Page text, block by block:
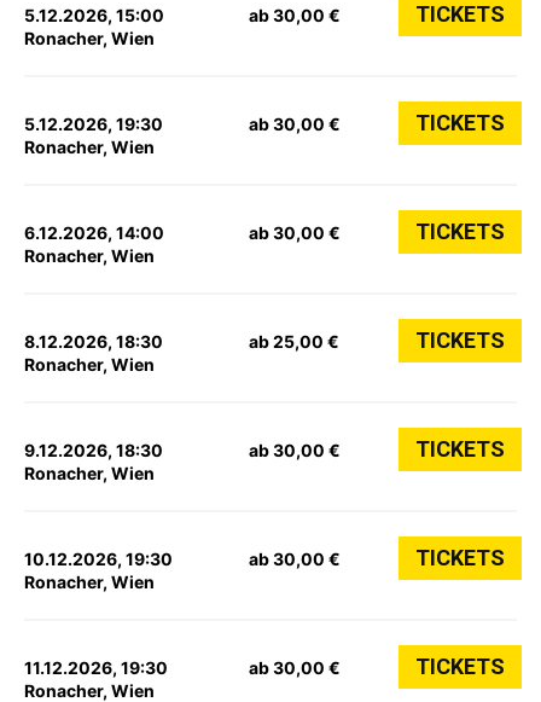
5.12.2026, 15:00
Ronacher, Wien
ab 30,00 € TICKETS
5.12.2026, 19:30
Ronacher, Wien
ab 30,00 € TICKETS
6.12.2026, 14:00
Ronacher, Wien
ab 30,00 € TICKETS
8.12.2026, 18:30
Ronacher, Wien
ab 25,00 € TICKETS
9.12.2026, 18:30
Ronacher, Wien
ab 30,00 € TICKETS
10.12.2026, 19:30
Ronacher, Wien
ab 30,00 € TICKETS
11.12.2026, 19:30
Ronacher, Wien
ab 30,00 € TICKETS